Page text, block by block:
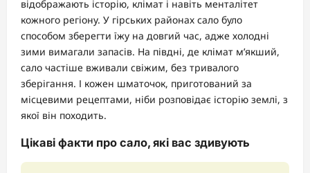
відображають історію, клімат і навіть менталітет
кожного регіону. У гірських районах сало було
способом зберегти їжу на довгий час, адже холодні
зими вимагали запасів. На півдні, де клімат м’якший,
сало частіше вживали свіжим, без тривалого
зберігання. І кожен шматочок, приготований за
місцевими рецептами, ніби розповідає історію землі, з
якої він походить.
Цікаві факти про сало, які вас здивують